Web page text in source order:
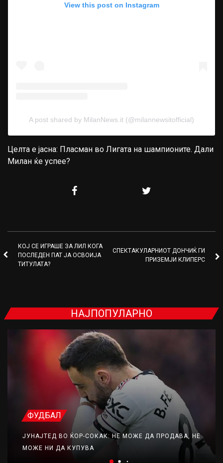
View this post on Instagram
A post shared by MilanNews.it (@milannewsitofficial)
Целта е јасна: Пласман во Лигата на шампионите. Дали
Милан ќе успее?
КОЈ СЕ ИГРАШЕ ЗА ЛИЛ КОГА
ПОСЛЕДЕН ПАТ ЈА ОСВОИЈА
ТИТУЛАТА?
СПЕКТАКУЛАРНИОТ ДОНЧИЌ ГИ
ПРИЗЕМЈИ КЛИПЕРС
НАЈПОПУЛАРНО
ФУДБАЛ
ЈУНАЈТЕД ВО ЌОР-СОКАК: НЕ МОЖЕ ДА ПРОДАВА, НЕ
МОЖЕ НИ ДА КУПУВА